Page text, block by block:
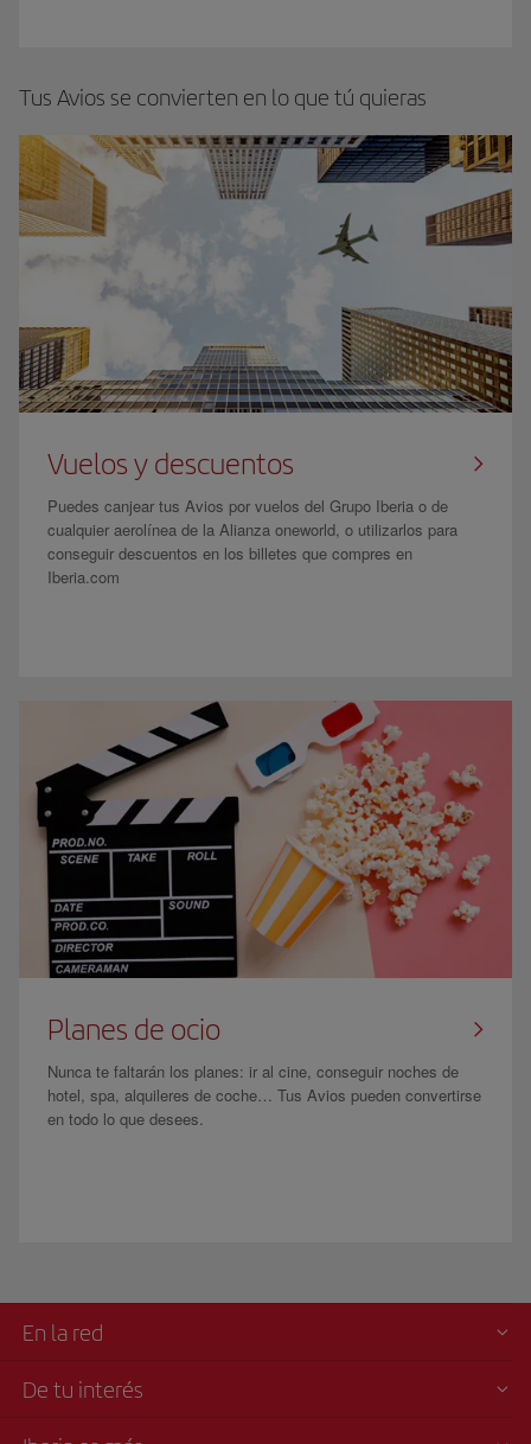
Tus Avios se convierten en lo que tú quieras
Vuelos y descuentos
Puedes canjear tus Avios por vuelos del Grupo Iberia o de
cualquier aerolínea de la Alianza oneworld, o utilizarlos para
conseguir descuentos en los billetes que compres en
Iberia.com
Planes de ocio
Nunca te faltarán los planes: ir al cine, conseguir noches de
hotel, spa, alquileres de coche… Tus Avios pueden convertirse
en todo lo que desees.
En la red
De tu interés